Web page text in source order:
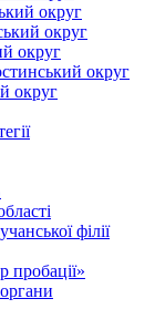
округ
округ
округ
округ
округ
філії
пробації»